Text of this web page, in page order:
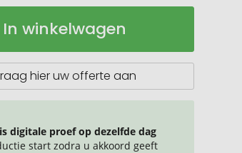
In winkelwagen
hier uw offerte aan
digitale proef op dezelfde dag
start zodra u akkoord geeft